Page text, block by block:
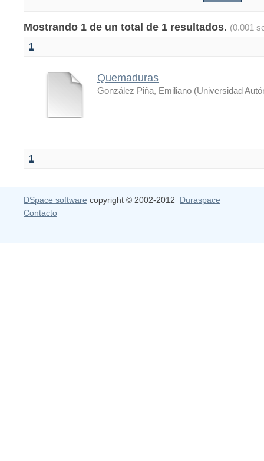
Mostrando 1 de un total de 1 resultados. (0.001
1
Quemaduras
González Piña, Emiliano (Universidad
1
DSpace software copyright © 2002-2012 Duraspace
Contacto